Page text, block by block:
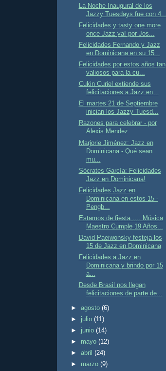
La Noche Inaugural de los
Jazzy Tuesdays fue con 4...
Felicidades y tasty one more
once Jazz ya! por Jos...
Felicidades Fernando y Jazz
en Dominicana en su 15...
Felicidades por estos años tan
valiosos para la cu...
Cukin Curiel extiende sus
felicitaciones a Jazz en...
El martes 21 de Septiembre
inician los Jazzy Tuesd...
Razones para celebrar - por
Alexis Mendez
Marjorie Jiménez: Jazz en
Dominicana - Qué sean
mu...
Sócrates García: Felicidades
Jazz en Dominicana!
Felicidades Jazz en
Dominicana en estos 15 -
Pengb...
Estamos de fiesta …. Música
Maestro Cumple 19 Años...
David Paeiwonsky festeja los
15 de Jazz en Dominicana
Felicidades a Jazz en
Dominicana y brindo por 15
a...
Desde Brasil nos llegan
felicitaciones de parte de...
►agosto(6)
► julio(11)
► junio(14)
► mayo(12)
►abril(24)
► marzo(9)